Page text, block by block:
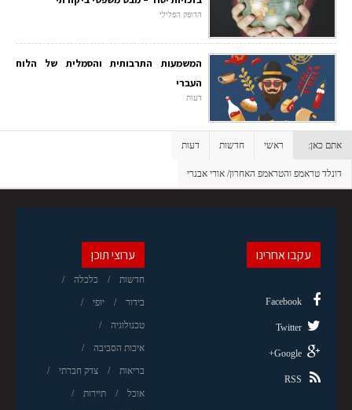
הדופק הפלילי
המשמעות התרבותית והסמלית של הלוח
העברי
דעות
אתם כאן: ראשי חדשות דעות
דונלד טראמפ והטראמפ האחרון/ אורי אבנרי
ערוצי תוכן
חדשות כלכלה
בידור יופי
טכנולוגיה
איכות הסביבה
בריאות צדק חברתי
אוכל תיירות
עקבו אחרינו
Facebook
Twitter
Google+
RSS